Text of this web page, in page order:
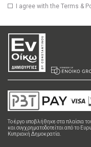
I agree with the Terms &
Το έργο υποβλήθηκε στα πλαίσια
και συγχρηματοδοτείται από το
Κυπριακή Δημοκρατία.